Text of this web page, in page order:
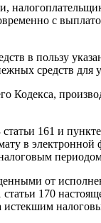
с
в пользу
средств
Кодекса,
161 и
в
от
170
истекшим